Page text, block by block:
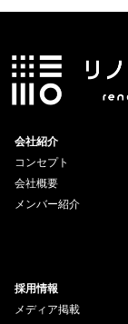
会社紹介
コンセプト
会社概要
メンバー紹介
採用情報
メディア掲載